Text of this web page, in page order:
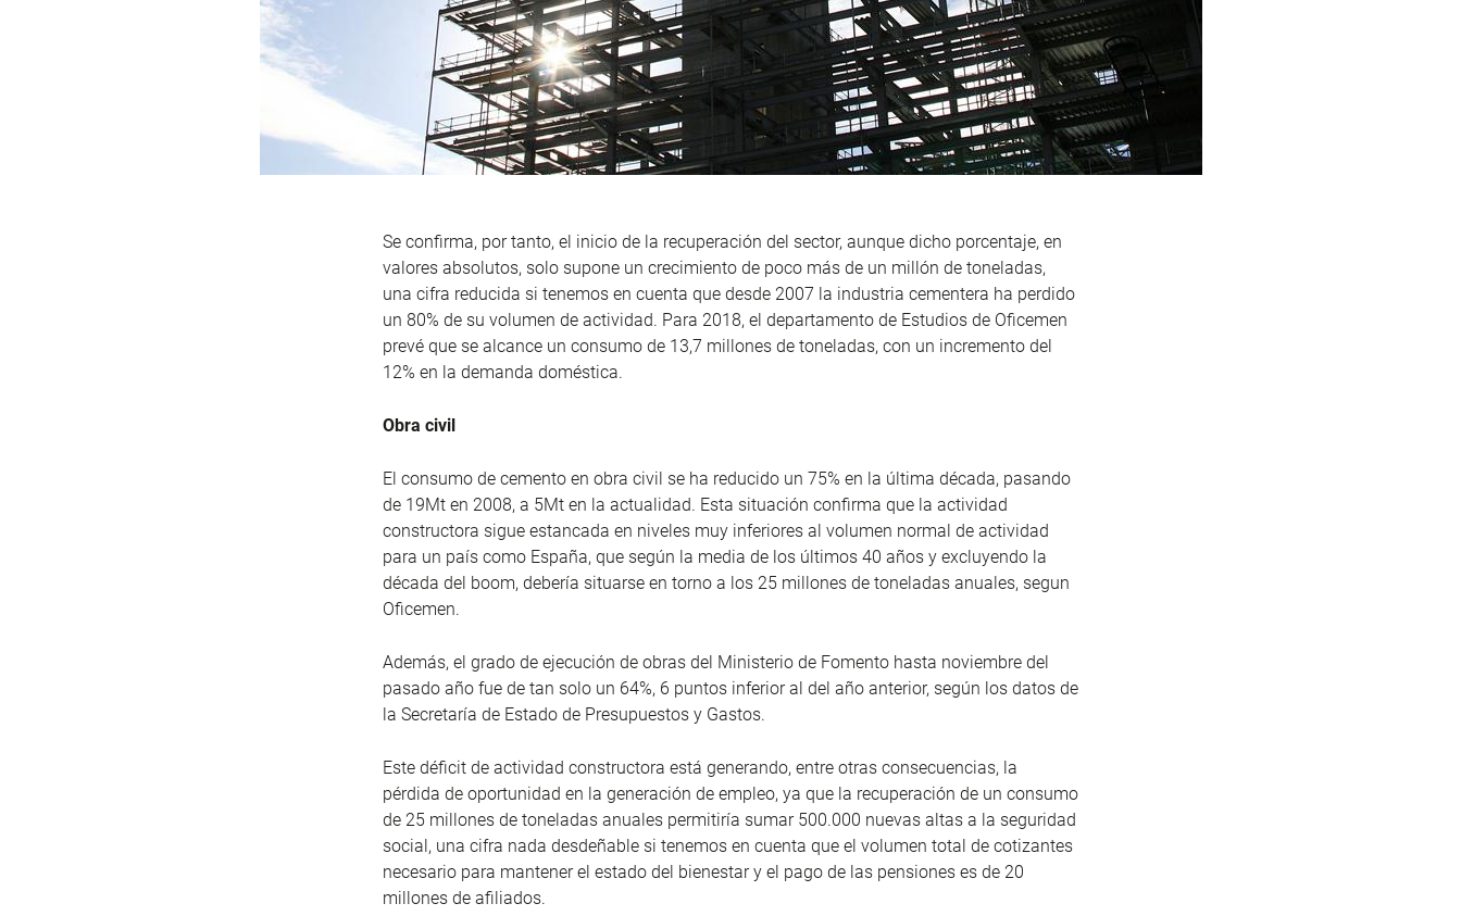
Se confirma, por tanto, el inicio de la recuperación del sector, aunque dicho porcentaje, en
valores absolutos, solo supone un crecimiento de poco más de un millón de toneladas,
una cifra reducida si tenemos en cuenta que desde 2007 la industria cementera ha perdido
un 80% de su volumen de actividad. Para 2018, el departamento de Estudios de Oficemen
prevé que se alcance un consumo de 13,7 millones de toneladas, con un incremento del
12% en la demanda doméstica.
Obra civil
El consumo de cemento en obra civil se ha reducido un 75% en la última década, pasando
de 19Mt en 2008, a 5Mt en la actualidad. Esta situación confirma que la actividad
constructora sigue estancada en niveles muy inferiores al volumen normal de actividad
para un país como España, que según la media de los últimos 40 años y excluyendo la
década del boom, debería situarse en torno a los 25 millones de toneladas anuales, segun
Oficemen.
Además, el grado de ejecución de obras del Ministerio de Fomento hasta noviembre del
pasado año fue de tan solo un 64%, 6 puntos inferior al del año anterior, según los datos de
la Secretaría de Estado de Presupuestos y Gastos.
Este déficit de actividad constructora está generando, entre otras consecuencias, la
pérdida de oportunidad en la generación de empleo, ya que la recuperación de un consumo
de 25 millones de toneladas anuales permitiría sumar 500.000 nuevas altas a la seguridad
social, una cifra nada desdeñable si tenemos en cuenta que el volumen total de cotizantes
necesario para mantener el estado del bienestar y el pago de las pensiones es de 20
millones de afiliados.